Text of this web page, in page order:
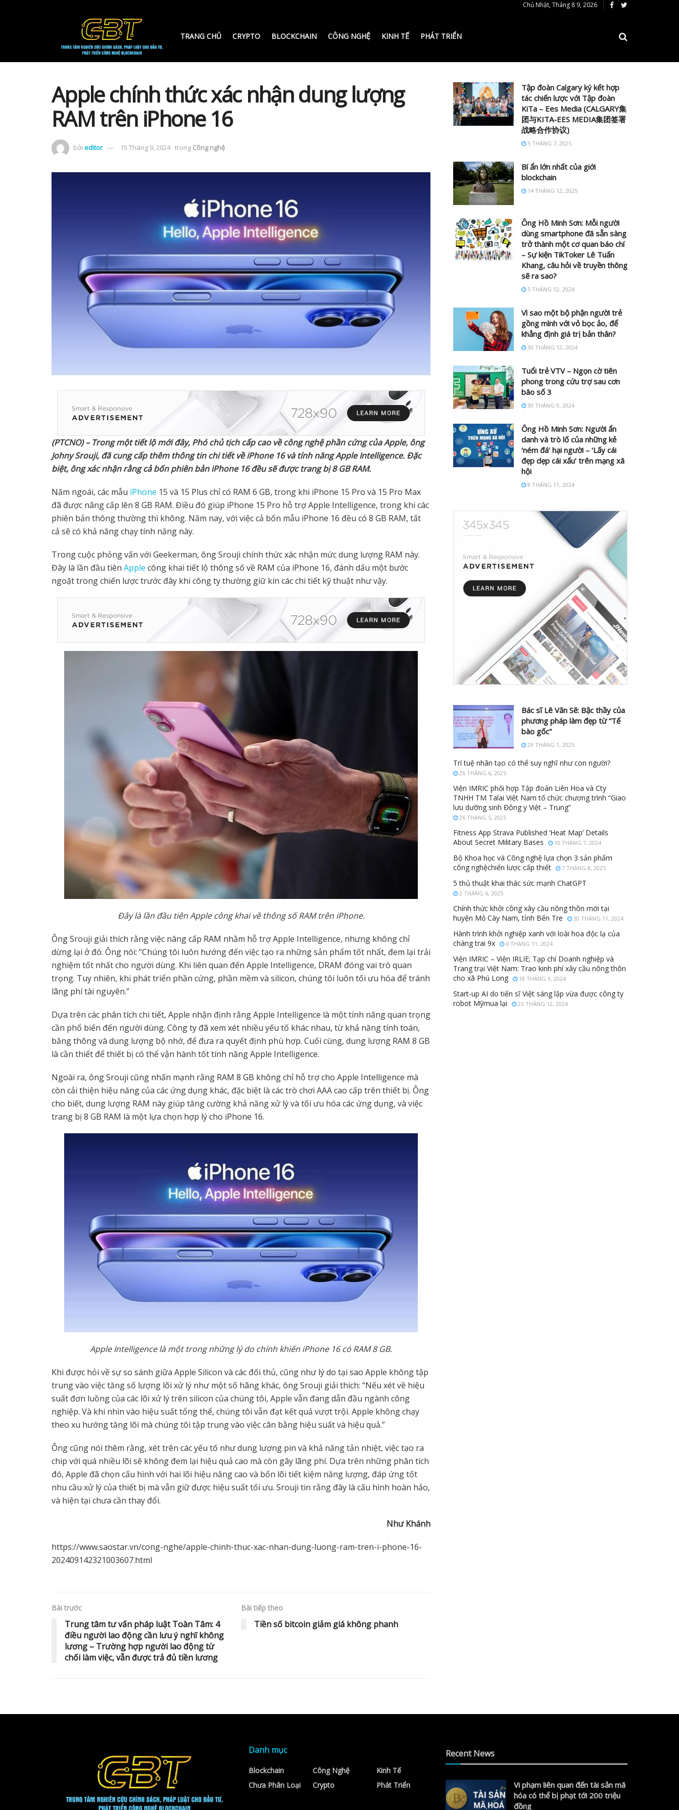
Chủ Nhật, Tháng 8 9, 2026
TRANG CHỦ CRYPTO BLOCKCHAIN CÔNG NGHỆ KINH TẾ PHÁT TRIỂN
Apple chính thức xác nhận dung lượng
RAM trên iPhone 16
bởi editor 15 Tháng 9, 2024 trong Công nghệ
(PTCNO) – Trong một tiết lộ mới đây, Phó chủ tịch cấp cao về công nghệ phần cứng của Apple, ông
Johny Srouji, đã cung cấp thêm thông tin chi tiết về iPhone 16 và tính năng Apple Intelligence. Đặc
biệt, ông xác nhận rằng cả bốn phiên bản iPhone 16 đều sẽ được trang bị 8 GB RAM.
Năm ngoái, các mẫu iPhone 15 và 15 Plus chỉ có RAM 6 GB, trong khi iPhone 15 Pro và 15 Pro Max
đã được nâng cấp lên 8 GB RAM. Điều đó giúp iPhone 15 Pro hỗ trợ Apple Intelligence, trong khi các
phiên bản thông thường thì không. Năm nay, với việc cả bốn mẫu iPhone 16 đều có 8 GB RAM, tất
cả sẽ có khả năng chạy tính năng này.
Trong cuộc phỏng vấn với Geekerman, ông Srouji chính thức xác nhận mức dung lượng RAM này.
Đây là lần đầu tiên Apple công khai tiết lộ thông số về RAM của iPhone 16, đánh dấu một bước
ngoặt trong chiến lược trước đây khi công ty thường giữ kín các chi tiết kỹ thuật như vậy.
Đây là lần đầu tiên Apple công khai về thông số RAM trên iPhone.
Ông Srouji giải thích rằng việc nâng cấp RAM nhằm hỗ trợ Apple Intelligence, nhưng không chỉ
dừng lại ở đó. Ông nói: “Chúng tôi luôn hướng đến việc tạo ra những sản phẩm tốt nhất, đem lại trải
nghiệm tốt nhất cho người dùng. Khi liên quan đến Apple Intelligence, DRAM đóng vai trò quan
trọng. Tuy nhiên, khi phát triển phần cứng, phần mềm và silicon, chúng tôi luôn tối ưu hóa để tránh
lãng phí tài nguyên.”
Dựa trên các phân tích chi tiết, Apple nhận định rằng Apple Intelligence là một tính năng quan trọng
cần phổ biến đến người dùng. Công ty đã xem xét nhiều yếu tố khác nhau, từ khả năng tính toán,
băng thông và dung lượng bộ nhớ, để đưa ra quyết định phù hợp. Cuối cùng, dung lượng RAM 8 GB
là cần thiết để thiết bị có thể vận hành tốt tính năng Apple Intelligence.
Ngoài ra, ông Srouji cũng nhấn mạnh rằng RAM 8 GB không chỉ hỗ trợ cho Apple Intelligence mà
còn cải thiện hiệu năng của các ứng dụng khác, đặc biệt là các trò chơi AAA cao cấp trên thiết bị. Ông
cho biết, dung lượng RAM này giúp tăng cường khả năng xử lý và tối ưu hóa các ứng dụng, và việc
trang bị 8 GB RAM là một lựa chọn hợp lý cho iPhone 16.
Apple Intelligence là một trong những lý do chính khiến iPhone 16 có RAM 8 GB.
Khi được hỏi về sự so sánh giữa Apple Silicon và các đối thủ, cũng như lý do tại sao Apple không tập
trung vào việc tăng số lượng lõi xử lý như một số hãng khác, ông Srouji giải thích: “Nếu xét về hiệu
suất đơn luồng của các lõi xử lý trên silicon của chúng tôi, Apple vẫn đang dẫn đầu ngành công
nghiệp. Và khi nhìn vào hiệu suất tổng thể, chúng tôi vẫn đạt kết quả vượt trội. Apple không chạy
theo xu hướng tăng lõi mà chúng tôi tập trung vào việc cân bằng hiệu suất và hiệu quả.”
Ông cũng nói thêm rằng, xét trên các yếu tố như dung lượng pin và khả năng tản nhiệt, việc tạo ra
chip với quá nhiều lõi sẽ không đem lại hiệu quả cao mà còn gây lãng phí. Dựa trên những phân tích
đó, Apple đã chọn cấu hình với hai lõi hiệu năng cao và bốn lõi tiết kiệm năng lượng, đáp ứng tốt
nhu cầu xử lý của thiết bị mà vẫn giữ được hiệu suất tối ưu. Srouji tin rằng đây là cấu hình hoàn hảo,
và hiện tại chưa cần thay đổi.
Như Khánh
https://www.saostar.vn/cong-nghe/apple-chinh-thuc-xac-nhan-dung-luong-ram-tren-i-phone-16-
202409142321003607.html
Bài trước
Trung tâm tư vấn pháp luật Toàn Tâm: 4
điều người lao động cần lưu ý nghĩ không
lương – Trường hợp người lao động từ
chối làm việc, vẫn được trả đủ tiền lương
Bài tiếp theo
Tiền số bitcoin giảm giá không phanh
Tập đoàn Calgary ký kết hợp
tác chiến lược với Tập đoàn
KiTa – Ees Media (CALGARY集
团与KITA-EES MEDIA集团签署
战略合作协议)
5 THÁNG 7, 2025
Bí ẩn lớn nhất của giới
blockchain
14 THÁNG 12, 2025
Ông Hồ Minh Sơn: Mỗi người
dùng smartphone đã sẵn sàng
trở thành một cơ quan báo chí
– Sự kiện TikToker Lê Tuấn
Khang, câu hỏi về truyền thông
sẽ ra sao?
5 THÁNG 12, 2024
Vì sao một bộ phận người trẻ
gồng mình với vỏ bọc ảo, để
khẳng định giá trị bản thân?
30 THÁNG 12, 2024
Tuổi trẻ VTV – Ngọn cờ tiên
phong trong cứu trợ sau cơn
bão số 3
30 THÁNG 9, 2024
Ông Hồ Minh Sơn: Người ẩn
danh và trò lố của những kẻ
‘ném đá’ hại người – ‘Lấy cái
đẹp dẹp cái xấu’ trên mạng xã
hội
8 THÁNG 11, 2024
Bác sĩ Lê Văn Sẽ: Bậc thầy của
phương pháp làm đẹp từ “Tế
bào gốc”
29 THÁNG 1, 2025
Trí tuệ nhân tạo có thể suy nghĩ như con người?
26 THÁNG 6, 2025
Viện IMRIC phối hợp Tập đoàn Liên Hoa và Cty
TNHH TM Talai Việt Nam tổ chức chương trình “Giao
lưu dưỡng sinh Đông y Việt – Trung”
26 THÁNG 5, 2025
Fitness App Strava Published ‘Heat Map’ Details
About Secret Military Bases
10 THÁNG 7, 2024
Bộ Khoa học và Công nghệ lựa chọn 3 sản phẩm
công nghệchiến lược cấp thiết
7 THÁNG 8, 2025
5 thủ thuật khai thác sức mạnh ChatGPT
2 THÁNG 6, 2025
Chính thức khởi công xây cầu nông thôn mới tại
huyện Mỏ Cày Nam, tỉnh Bến Tre
30 THÁNG 11, 2024
Hành trình khởi nghiệp xanh với loài hoa độc lạ của
chàng trai 9x
6 THÁNG 11, 2024
Viện IMRIC – Viện IRLIE; Tạp chí Doanh nghiệp và
Trang trại Việt Nam: Trao kinh phí xây cầu nông thôn
cho xã Phú Long
18 THÁNG 9, 2024
Start-up AI do tiến sĩ Việt sáng lập vừa được công ty
robot Mỹmua lại
23 THÁNG 12, 2024
Danh mục
Blockchain
Chưa Phân Loại
Công Nghệ
Crypto
Kinh Tế
Phát Triển
Recent News
Vi phạm liên quan đến tài sản mã
hóa có thể bị phạt tới 200 triệu
đồng